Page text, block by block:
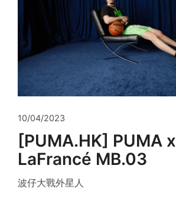
10/04/2023
[PUMA.HK] PUMA x
LaFrancé MB.03
波仔大戰外星人